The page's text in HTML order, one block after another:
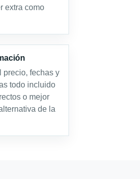
extra como
precio, fechas y
todo incluido
o mejor
de la